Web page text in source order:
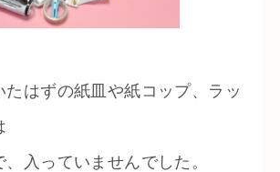
たはずの紙皿や紙コップ、ラッ
入っていませんでした。